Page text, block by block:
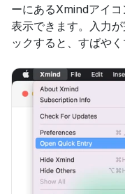
ーにあるXmindアイ
表示できます。入力が
ックすると、すばや